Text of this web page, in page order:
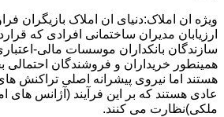
ویژه ان املاک:دنیای ان املاک بازیگران
ارزیابان مدیران ساختمانی افرادی که
سازندگان بانکداران موسسات مالی-
همینطور خریداران و فروشندگان احتمالی
هستند اما نیروی پیشرانه اصلی تراکنش
عادی هستند که بر این فرآیند (آژانس های
ملکی)نظارت می کنند.